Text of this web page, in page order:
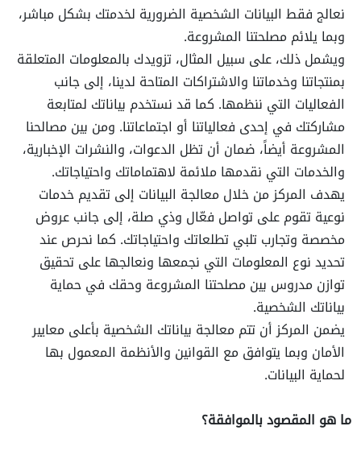
نعالج فقط البيانات الشخصية الضرورية لخدمتك بشكل مباشر،
وبما يلائم مصلحتنا المشروعة.
ويشمل ذلك، على سبيل المثال، تزويدك بالمعلومات المتعلقة
بمنتجاتنا وخدماتنا والاشتراكات المتاحة لدينا، إلى جانب
الفعاليات التي ننظمها. كما قد نستخدم بياناتك لمتابعة
مشاركتك في إحدى فعالياتنا أو اجتماعاتنا. ومن بين مصالحنا
المشروعة أيضاً، ضمان أن تظل الدعوات، والنشرات الإخبارية،
والخدمات التي نقدمها ملائمة لاهتماماتك واحتياجاتك.
يهدف المركز من خلال معالجة البيانات إلى تقديم خدمات
نوعية تقوم على تواصل فعّال وذي صلة، إلى جانب عروض
مخصصة وتجارب تلبي تطلعاتك واحتياجاتك. كما نحرص عند
تحديد نوع المعلومات التي نجمعها ونعالجها على تحقيق
توازن مدروس بين مصلحتنا المشروعة وحقك في حماية
بياناتك الشخصية.
يضمن المركز أن تتم معالجة بياناتك الشخصية بأعلى معايير
الأمان وبما يتوافق مع القوانين والأنظمة المعمول بها
لحماية البيانات.
ما هو المقصود بالموافقة؟